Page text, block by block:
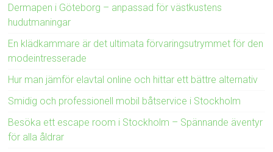
Dermapen i Göteborg – anpassad för västkustens
hudutmaningar
En klädkammare är det ultimata förvaringsutrymmet för den
modeintresserade
Hur man jämför elavtal online och hittar ett bättre alternativ
Smidig och professionell mobil båtservice i Stockholm
Besöka ett escape room i Stockholm – Spännande äventyr
för alla åldrar